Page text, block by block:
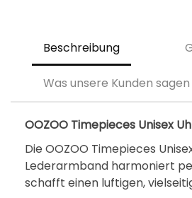
Beschreibung
Was unsere Kunden sagen
OOZOO Timepieces Unisex
Die OOZOO Timepieces
Lederarmband harmoniert
schafft einen luftigen,